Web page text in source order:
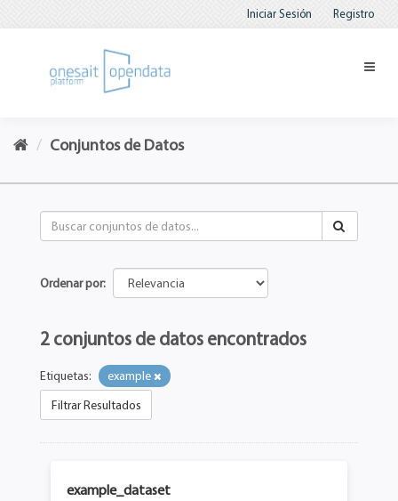
Iniciar Sesión Registro
Conjuntos de Datos
Ordenar por
2 conjuntos de datos encontrados
Etiquetas:
example
Filtrar Resultados
example_dataset